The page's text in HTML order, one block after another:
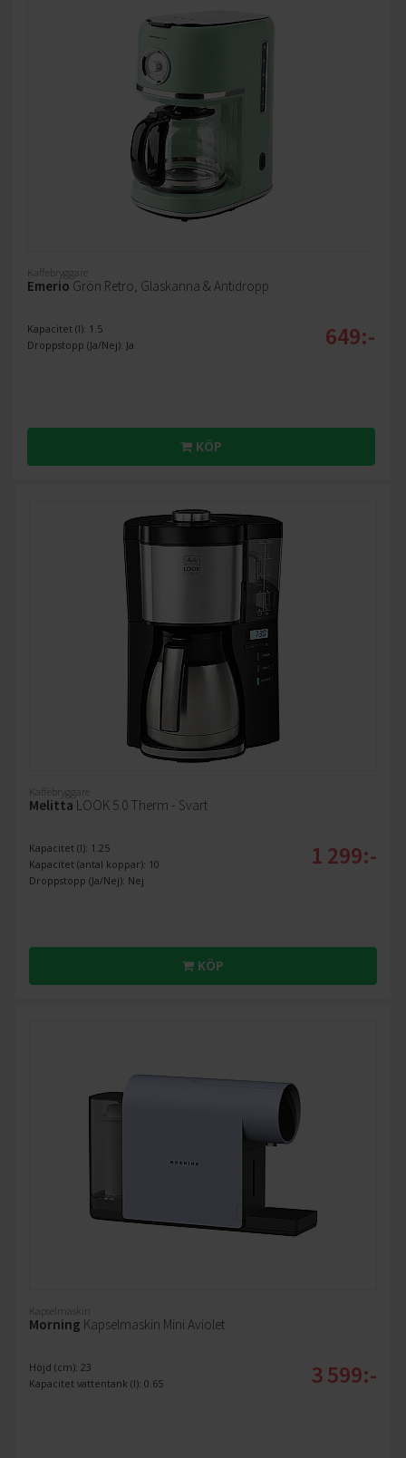
Kaffebryggare
Emerio Grön Retro, Glaskanna & Antidropp
Kapacitet (l): 1.5
Droppstopp (Ja/Nej): Ja
649:-
KÖP
Kaffebryggare
Melitta LOOK 5.0 Therm - Svart
Kapacitet (l): 1.25
Kapacitet (antal koppar): 10
Droppstopp (Ja/Nej): Nej
1 299:-
KÖP
Kapselmaskin
Morning Kapselmaskin Mini Aviolet
Höjd (cm): 23
Kapacitet vattentank (l): 0.65
3 599:-